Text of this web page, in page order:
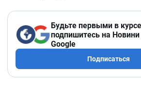
Будьте первыми в
подпишитесь на Новини
Google
Подписаться